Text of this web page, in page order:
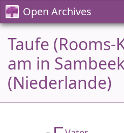
Open Archives
Taufe (Rooms-
am in
(Niederlande)